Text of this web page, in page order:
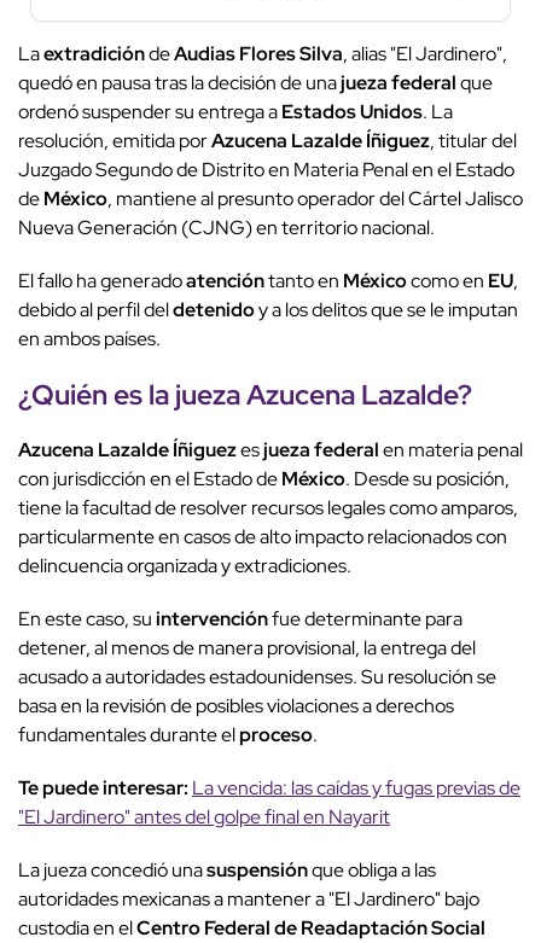
LaextradicióndeAudias Flores Silva, alias "El Jardinero",
quedó en pausa tras la decisión de unajueza federalque
ordenó suspender su entrega aEstados Unidos. La
resolución, emitida porAzucena Lazalde Íñiguez, titular del
Juzgado Segundo de Distrito en Materia Penal en el Estado
deMéxico, mantiene al presunto operador del Cártel Jalisco
Nueva Generación (CJNG) en territorio nacional.
El fallo ha generadoatencióntanto en Méxicocomo en EU,
debido al perfil deldetenidoy a los delitos que se le imputan
en ambos países.
¿Quién es la jueza Azucena Lazalde?
Azucena Lazalde Íñiguezesjueza federalen materia penal
con jurisdicción en el Estado deMéxico. Desde su posición,
tiene la facultad de resolver recursos legales como amparos,
particularmente en casos de alto impacto relacionados con
delincuencia organizada y extradiciones.
En este caso, suintervenciónfue determinante para
detener, al menos de manera provisional, la entrega del
acusado a autoridades estadounidenses. Su resolución se
basa en la revisión de posibles violaciones a derechos
fundamentales durante elproceso.
Te puede interesar: La vencida: las caídas y fugas previas de
"El Jardinero" antes del golpe final en Nayarit
La jueza concedió unasuspensiónque obliga a las
autoridades mexicanas a mantener a "El Jardinero" bajo
custodia en elCentro Federal de Readaptación Social